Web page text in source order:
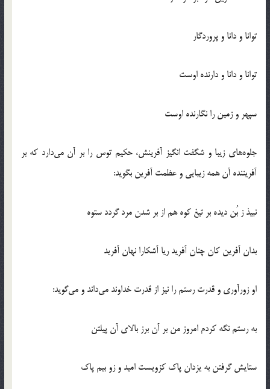
توانا و دانا و پروردگار
توانا و دانا و دارنده اوست
سپهر و زمين را نگارنده اوست
جلوه‌هاي زيبا و شگفت انگيز آفرينش، حكيم توس را بر آن مي‌دارد كه بر
آفريننده آن همه زيبايي و عظمت آفرين بگويد:
نبيذ ز بُن ديده بر تيغ كوه هم از بر شدن مرد گردد ستوه
بدان آفرين كان چنان آفريد ريا آشكارا نهان آفريد
او زورآوري و قدرت رستم را نيز از قدرت خداوند مي‌داند و مي‌گويد:
به رستم نگه كردم امروز من بر آن برز بالاي آن پيلتن
ستايش گرفتن به يزدان پاك كزويست اميد و زو بيم پاك